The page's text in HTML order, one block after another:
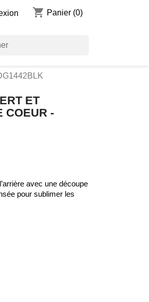
shopping_cart Panier (0)
ET
COEUR -
avec une découpe
pour sublimer les